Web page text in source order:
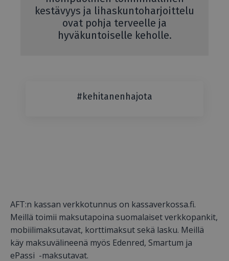
kestävyys ja lihaskuntoharjoittelu
ovat pohja terveelle ja
hyväkuntoiselle keholle.
#kehitanenhajota
AFT:n kassan verkkotunnus on kassaverkossa.fi.
Meillä toimii maksutapoina suomalaiset verkkopankit,
mobiilimaksutavat, korttimaksut sekä lasku. Meillä
käy maksuvälineenä myös Edenred, Smartum ja
ePassi -maksutavat.